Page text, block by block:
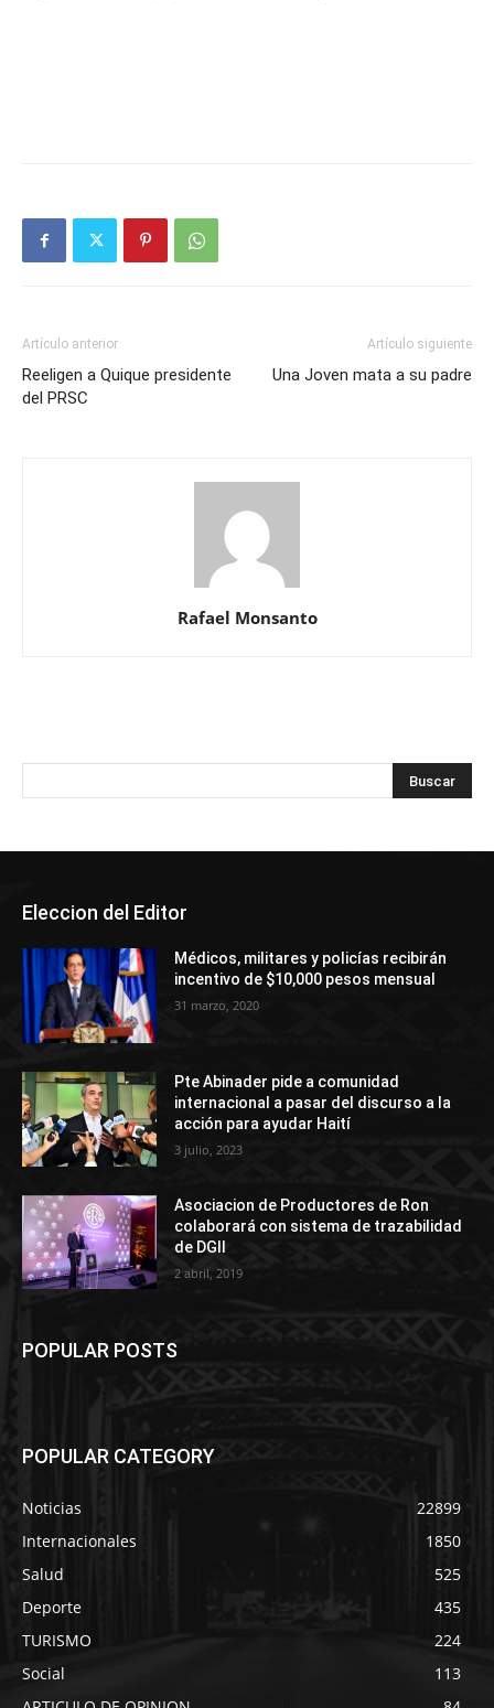
Artículo anterior
Reeligen a Quique presidente
del PRSC
Artículo siguiente
Una Joven mata a su padre
Rafael Monsanto
Eleccion del Editor
Médicos, militares y policías recibirán
incentivo de $10,000 pesos mensual
31 marzo, 2020
Pte Abinader pide a comunidad
internacional a pasar del discurso a la
acción para ayudar Haití
3 julio, 2023
Asociacion de Productores de Ron
colaborará con sistema de trazabilidad
de DGII
2 abril, 2019
POPULAR POSTS
POPULAR CATEGORY
Noticias
22899
Internacionales
1850
Salud
525
Deporte
435
TURISMO
224
Social
113